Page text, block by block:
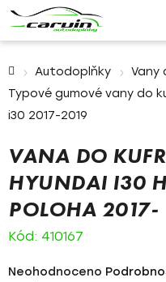
Autodoplňky
Vany
Typové gumové vany do
i30 2017-2019
VANA DO
HYUNDAI I30
POLOHA
Kód: 410167
Průměrné
Neohodnoceno